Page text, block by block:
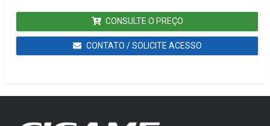
CONSULTE O PREÇO
CONTATO / SOLICITE ACESSO